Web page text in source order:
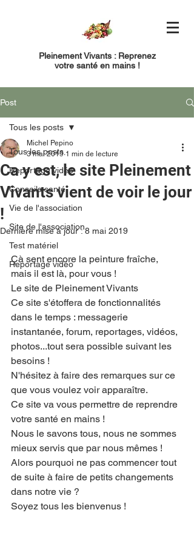
Pleinement Vivants : Reprenez
votre santé en mains !
Post
Tous les posts
Reportage vidéo
Conseils santé
Vie de l'association
Site de l'association
Test matériel
Reportage vidéo
Tous les posts
Ca y est, le site Pleinement
Vivants vient de voir le jour
!
Michel Pepino
3 mai 2019 1 min de lecture
Dernière mise à jour :8 mai 2019
Çà sent encore la peinture fraîche,
mais il est là, pour vous !
Le site de Pleinement Vivants
Ce site s'étoffera de fonctionnalités
dans le temps : messagerie
instantanée, forum, reportages, vidéos,
photos...tout sera possible suivant les
besoins !
N'hésitez à faire des remarques sur ce
que vous voulez voir apparaître.
Ce site va vous permettre de reprendre
votre santé en mains !
Nous le savons tous, nous ne sommes
mieux servis que par nous mêmes !
Alors pourquoi ne pas commencer tout
de suite à faire de petits changements
dans notre vie ?
Soyez tous les bienvenus !